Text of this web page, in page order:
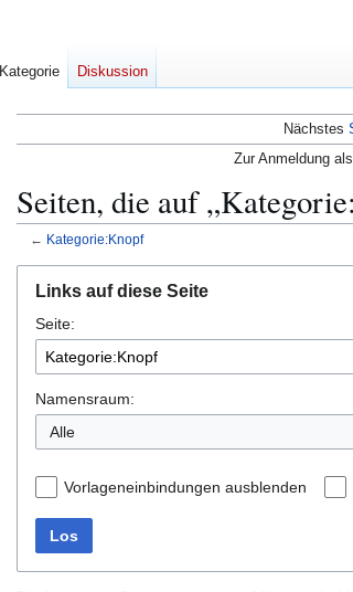
Nächstes
Zur Anmeldung
Seiten, die auf
← Kategorie:Knopf
Navigation
springen
Suche
springen
Links auf diese Seite
Seite:
Namensraum:
Alle
Vorlageneinbindungen ausblenden
Los
Kategorie Diskussion